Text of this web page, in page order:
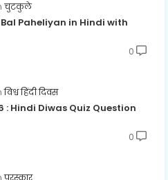
चुटकुले
Bal Paheliyan in Hindi with
0
विश्व हिंदी दिवस
: Hindi Diwas Quiz Question
0